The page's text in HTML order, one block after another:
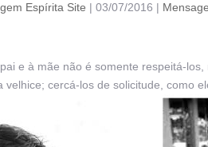
Espírita Site |03/07/2016 |
e à mãe não é somente respeitá-
velhice; cercá-los de solicitude, como